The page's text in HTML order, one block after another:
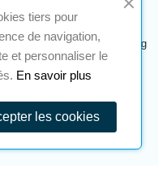
Eine Realisierung
des Unternehmens
um es zu überprüfen.
tiers pour
de navigation,
et personnaliser le
En savoir plus
les cookies